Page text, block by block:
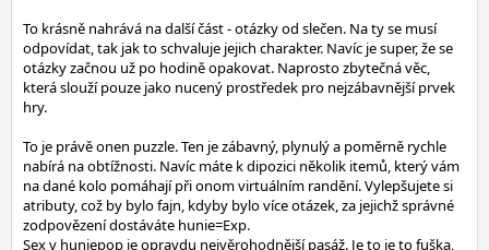
To krásně nahrává na další část - otázky od slečen. Na ty se musí
odpovídat, tak jak to schvaluje jejich charakter. Navíc je super, že se
otázky začnou už po hodině opakovat. Naprosto zbytečná věc,
která slouží pouze jako nucený prostředek pro nejzábavnější prvek
hry.
To je právě onen puzzle. Ten je zábavný, plynulý a poměrně rychle
nabírá na obtížnosti. Navíc máte k dipozici několik itemů, který vám
na dané kolo pomáhají při onom virtuálním randění. Vylepšujete si
atributy, což by bylo fajn, kdyby bylo více otázek, za jejichž správné
zodpovězení dostáváte hunie=Exp.
Sex v huniepop je opravdu nejvěrohodnější pasáž. Je to je to fuška,